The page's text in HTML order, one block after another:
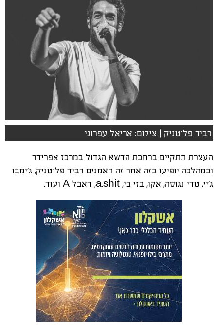
רביד פלוטניק | צילום: אריאל עפרוני
העצרת תתקיים ברחבת הדשא הגדול במרכז אפרידר
ובמהלכה יופיעו בזה אחר זה האמנים רביד פלוטניק, ג׳ימבו
ג׳יי, טדי נגוסה, אקו, בזי בי, a.shit, דאבל A ועוד.